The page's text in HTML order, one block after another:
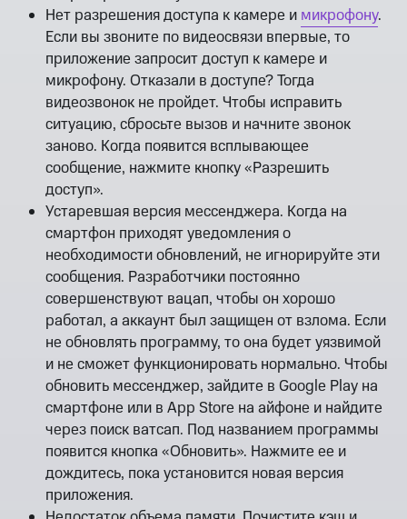
Нет разрешения доступа к камере и микрофону.
Если вы звоните по видеосвязи впервые, то
приложение запросит доступ к камере и
микрофону. Отказали в доступе? Тогда
видеозвонок не пройдет. Чтобы исправить
ситуацию, сбросьте вызов и начните звонок
заново. Когда появится всплывающее
сообщение, нажмите кнопку «Разрешить
доступ».
Устаревшая версия мессенджера. Когда на
смартфон приходят уведомления о
необходимости обновлений, не игнорируйте эти
сообщения. Разработчики постоянно
совершенствуют вацап, чтобы он хорошо
работал, а аккаунт был защищен от взлома. Если
не обновлять программу, то она будет уязвимой
и не сможет функционировать нормально. Чтобы
обновить мессенджер, зайдите в Google Play на
смартфоне или в App Store на айфоне и найдите
через поиск ватсап. Под названием программы
появится кнопка «Обновить». Нажмите ее и
дождитесь, пока установится новая версия
приложения.